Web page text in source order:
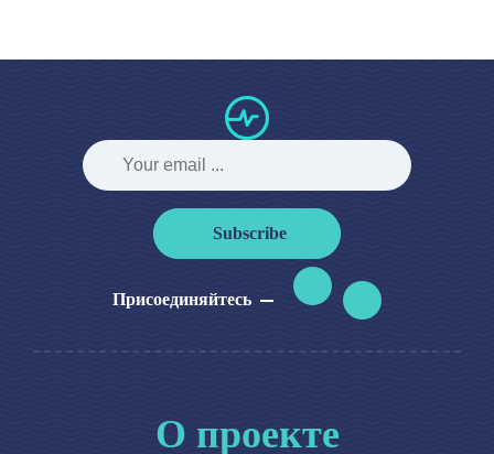
Subscribe
Присоединяйтесь
О проекте